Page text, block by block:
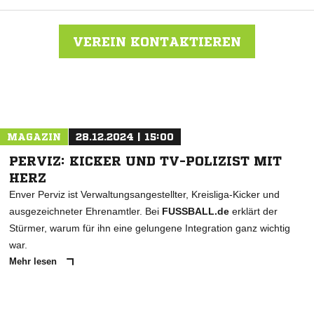
VEREIN KONTAKTIEREN
MAGAZIN 28.12.2024 | 15:00
PERVIZ: KICKER UND TV-POLIZIST MIT
HERZ
Enver Perviz ist Verwaltungsangestellter, Kreisliga-Kicker und
ausgezeichneter Ehrenamtler. Bei FUSSBALL.de erklärt der
Stürmer, warum für ihn eine gelungene Integration ganz wichtig
war.
Mehr lesen